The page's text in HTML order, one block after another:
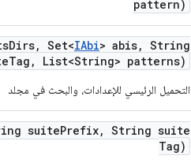
pattern)
Dirs, Set<IAbi> abis, String
Tag , List<String> patterns)
التحميل الرئيسي للإعدادات، والبحث في مجلد
suitePrefix, String suite
Tag)